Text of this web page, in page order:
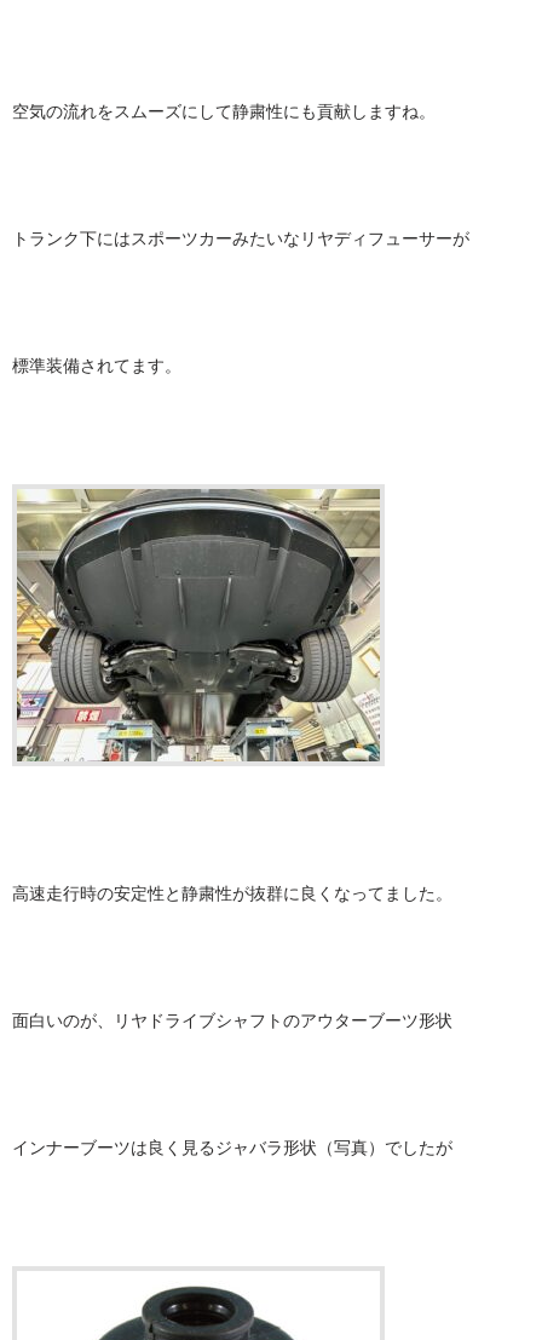
空気の流れをスムーズにして静粛性にも貢献しますね。
トランク下にはスポーツカーみたいなリヤディフューサーが
標準装備されてます。
高速走行時の安定性と静粛性が抜群に良くなってました。
面白いのが、リヤドライブシャフトのアウターブーツ形状
インナーブーツは良く見るジャバラ形状（写真）でしたが